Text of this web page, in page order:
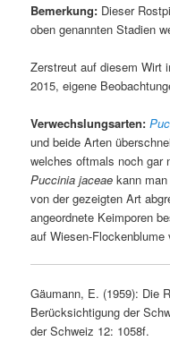
Bemerkung: Dieser
oben genannten Stadien
Zerstreut auf diesem Wirt
2015, eigene
Verwechslungsarten:
und beide Arten
welches oftmals noch gar
Puccinia jaceae kann
von der gezeigten Art
angeordnete Keimporen
auf Wiesen-Flockenblume
Gäumann, E. (1959): Die
Berücksichtigung der
der Schweiz 12: 1058f.